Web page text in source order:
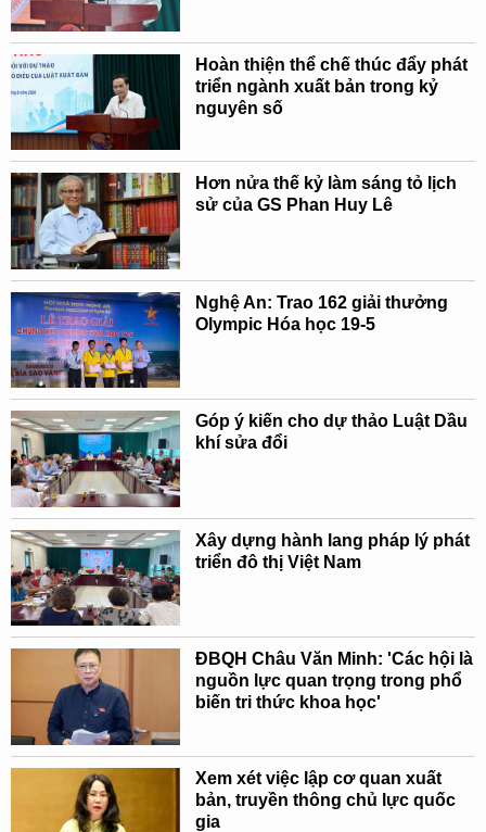
Hoàn thiện thể chế thúc đẩy phát
triển ngành xuất bản trong kỷ
nguyên số
Hơn nửa thế kỷ làm sáng tỏ lịch
sử của GS Phan Huy Lê
Nghệ An: Trao 162 giải thưởng
Olympic Hóa học 19-5
Góp ý kiến cho dự thảo Luật Dầu
khí sửa đổi
Xây dựng hành lang pháp lý phát
triển đô thị Việt Nam
ĐBQH Châu Văn Minh: 'Các hội là
nguồn lực quan trọng trong phổ
biến tri thức khoa học'
Xem xét việc lập cơ quan xuất
bản, truyền thông chủ lực quốc
gia